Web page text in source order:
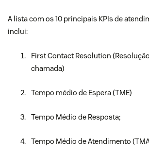
A lista com os 10 principais KPIs de
inclui:
First Contact Resolution
chamada)
Tempo médio de Espera (TME)
Tempo Médio de Resposta;
Tempo Médio de Atendimento